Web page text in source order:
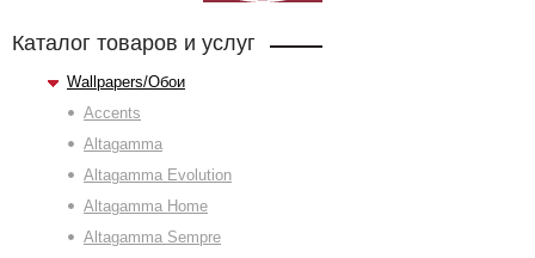
Каталог товаров и услуг
Wallpapers/Обои
Accents
Altagamma
Altagamma Evolution
Altagamma Home
Altagamma Sempre